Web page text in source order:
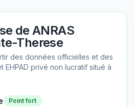
deANRAS
Therese
des données officielles et des
EHPAD privé non lucratif situé à
Point fort